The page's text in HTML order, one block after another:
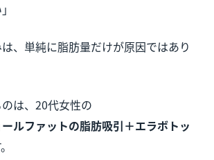
、単純に脂肪量だけが原因ではあり
は、20代女性の
ルファットの脂肪吸引＋エラボトッ